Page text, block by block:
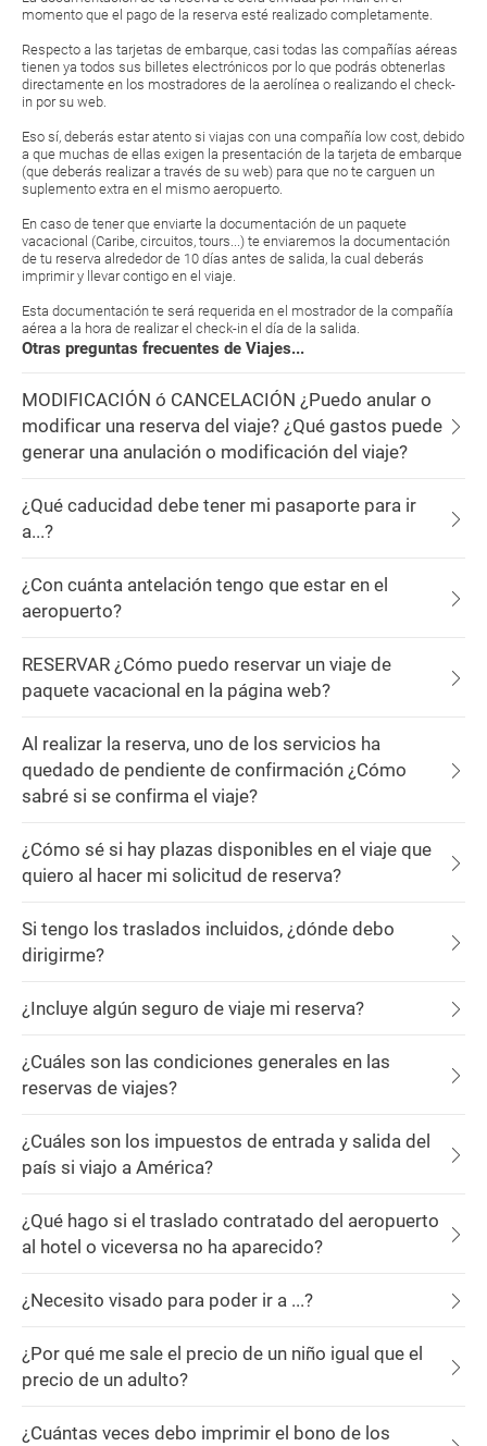
momento que el pago de la reserva esté realizado completamente.
Respecto a las tarjetas de embarque, casi todas las compañías aéreas
tienen ya todos sus billetes electrónicos por lo que podrás obtenerlas
directamente en los mostradores de la aerolínea o realizando el check-
in por su web.
Eso sí, deberás estar atento si viajas con una compañía low cost, debido
a que muchas de ellas exigen la presentación de la tarjeta de embarque
(que deberás realizar a través de su web) para que no te carguen un
suplemento extra en el mismo aeropuerto.
En caso de tener que enviarte la documentación de un paquete
vacacional (Caribe, circuitos, tours...) te enviaremos la documentación
de tu reserva alrededor de 10 días antes de salida, la cual deberás
imprimir y llevar contigo en el viaje.
Esta documentación te será requerida en el mostrador de la compañía
aérea a la hora de realizar el check-in el día de la salida.
Otras preguntas frecuentes de Viajes...
MODIFICACIÓN ó CANCELACIÓN ¿Puedo anular o
modificar una reserva del viaje? ¿Qué gastos puede
generar una anulación o modificación del viaje?
¿Qué caducidad debe tener mi pasaporte para ir
a...?
¿Con cuánta antelación tengo que estar en el
aeropuerto?
RESERVAR ¿Cómo puedo reservar un viaje de
paquete vacacional en la página web?
Al realizar la reserva, uno de los servicios ha
quedado de pendiente de confirmación ¿Cómo
sabré si se confirma el viaje?
¿Cómo sé si hay plazas disponibles en el viaje que
quiero al hacer mi solicitud de reserva?
Si tengo los traslados incluidos, ¿dónde debo
dirigirme?
¿Incluye algún seguro de viaje mi reserva?
¿Cuáles son las condiciones generales en las
reservas de viajes?
¿Cuáles son los impuestos de entrada y salida del
país si viajo a América?
¿Qué hago si el traslado contratado del aeropuerto
al hotel o viceversa no ha aparecido?
¿Necesito visado para poder ir a ...?
¿Por qué me sale el precio de un niño igual que el
precio de un adulto?
¿Cuántas veces debo imprimir el bono de los